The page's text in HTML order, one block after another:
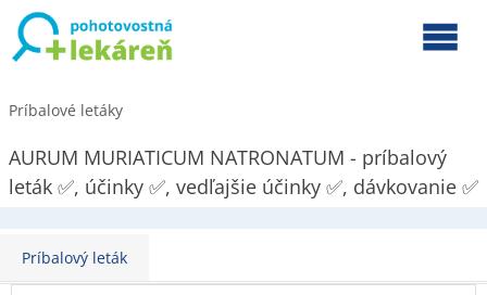
Príbalové letáky
AURUM MURIATICUM NATRONATUM - príbalový
leták ✅, účinky ✅, vedľajšie účinky ✅, dávkovanie ✅
Príbalový leták